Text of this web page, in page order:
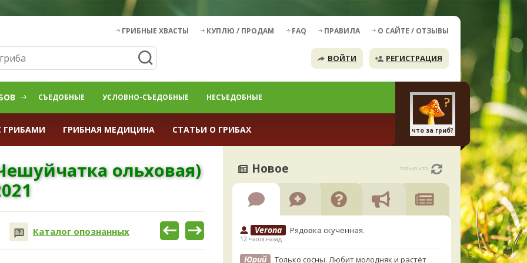
ГРИБНЫЕ ХВАСТЫ КУПЛЮ / ПРОДАМ FAQ ПРАВИЛА О САЙТЕ / ОТЗЫВЫ
ВОЙТИ РЕГИСТРАЦИЯ
СЪЕДОБНЫЕ УСЛОВНО-СЪЕДОБНЫЕ НЕСЪЕДОБНЫЕ
ГРИБАМИ ГРИБНАЯ МЕДИЦИНА СТАТЬИ О ГРИБАХ что за гриб?
ольховая)
Каталог опознанных
Новое только что
Verona Рядовка скученная.
12 часов назад
Юрий
Только сосны. Любит молодняк и растёт